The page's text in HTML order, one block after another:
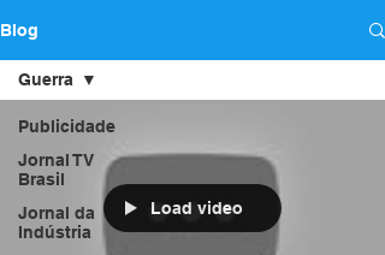
Blog
Publicidade
Jornal TV
Brasil
Jornal da
Indústria
Guerra
Load video